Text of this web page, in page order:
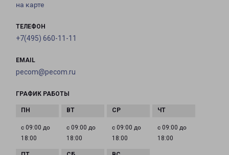
на карте
ТЕЛЕФОН
+7(495) 660-11-11
EMAIL
pecom@pecom.ru
ГРАФИК РАБОТЫ
с 09:00 до
18:00
с 09:00 до
18:00
с 09:00 до
18:00
с 09:00 до
18:00